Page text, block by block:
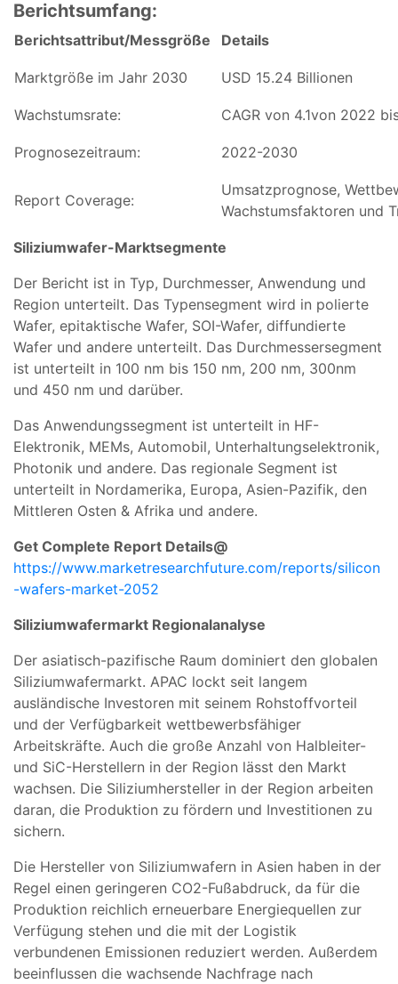
Berichtsumfang:
Berichtsattribut/Messgröße Details
Marktgröße im Jahr 2030 USD 15.24 Billionen
Wachstumsrate: CAGR von 4.1von 2022
Prognosezeitraum: 2022-2030
Report Coverage:
Umsatzprognose,
Wachstumsfaktoren und
Siliziumwafer-Marktsegmente
Der Bericht ist in Typ, Durchmesser, Anwendung und
Region unterteilt. Das Typensegment wird in polierte
Wafer, epitaktische Wafer, SOI-Wafer, diffundierte
Wafer und andere unterteilt. Das Durchmessersegment
ist unterteilt in 100 nm bis 150 nm, 200 nm, 300nm
und 450 nm und darüber.
Das Anwendungssegment ist unterteilt in HF-
Elektronik, MEMs, Automobil, Unterhaltungselektronik,
Photonik und andere. Das regionale Segment ist
unterteilt in Nordamerika, Europa, Asien-Pazifik, den
Mittleren Osten & Afrika und andere.
Get Complete Report Details@
https://www.marketresearchfuture.com/reports/silicon
-wafers-market-2052
Siliziumwafermarkt Regionalanalyse
Der asiatisch-pazifische Raum dominiert den globalen
Siliziumwafermarkt. APAC lockt seit langem
ausländische Investoren mit seinem Rohstoffvorteil
und der Verfügbarkeit wettbewerbsfähiger
Arbeitskräfte. Auch die große Anzahl von Halbleiter-
und SiC-Herstellern in der Region lässt den Markt
wachsen. Die Siliziumhersteller in der Region arbeiten
daran, die Produktion zu fördern und Investitionen zu
sichern.
Die Hersteller von Siliziumwafern in Asien haben in der
Regel einen geringeren CO2-Fußabdruck, da für die
Produktion reichlich erneuerbare Energiequellen zur
Verfügung stehen und die mit der Logistik
verbundenen Emissionen reduziert werden. Außerdem
beeinflussen die wachsende Nachfrage nach